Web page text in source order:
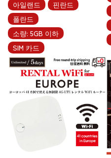
아일랜드
핀란드
폴란드
소량: 5GB 이하
SIM 카드